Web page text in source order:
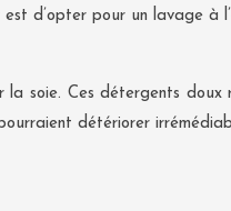
d’opter pour un lavage à
la soie. Ces détergents
détériorer